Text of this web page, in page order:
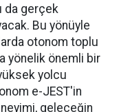
da gerçek
Bu yönüyle
otonom toplu
yönelik önemli bir
yolcu
e-JEST'in
geleceğin